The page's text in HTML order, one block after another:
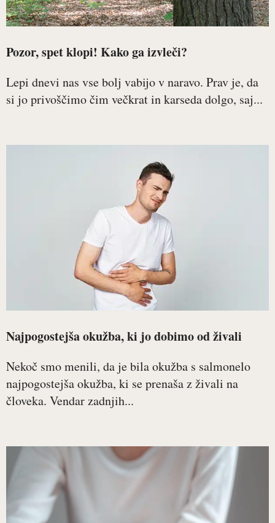
Pozor, spet klopi! Kako ga izvleči?
Lepi dnevi nas vse bolj vabijo v naravo. Prav je, da
si jo privoščimo čim večkrat in karseda dolgo, saj...
Najpogostejša okužba, ki jo dobimo od živali
Nekoč smo menili, da je bila okužba s salmonelo
najpogostejša okužba, ki se prenaša z živali na
človeka. Vendar zadnjih...